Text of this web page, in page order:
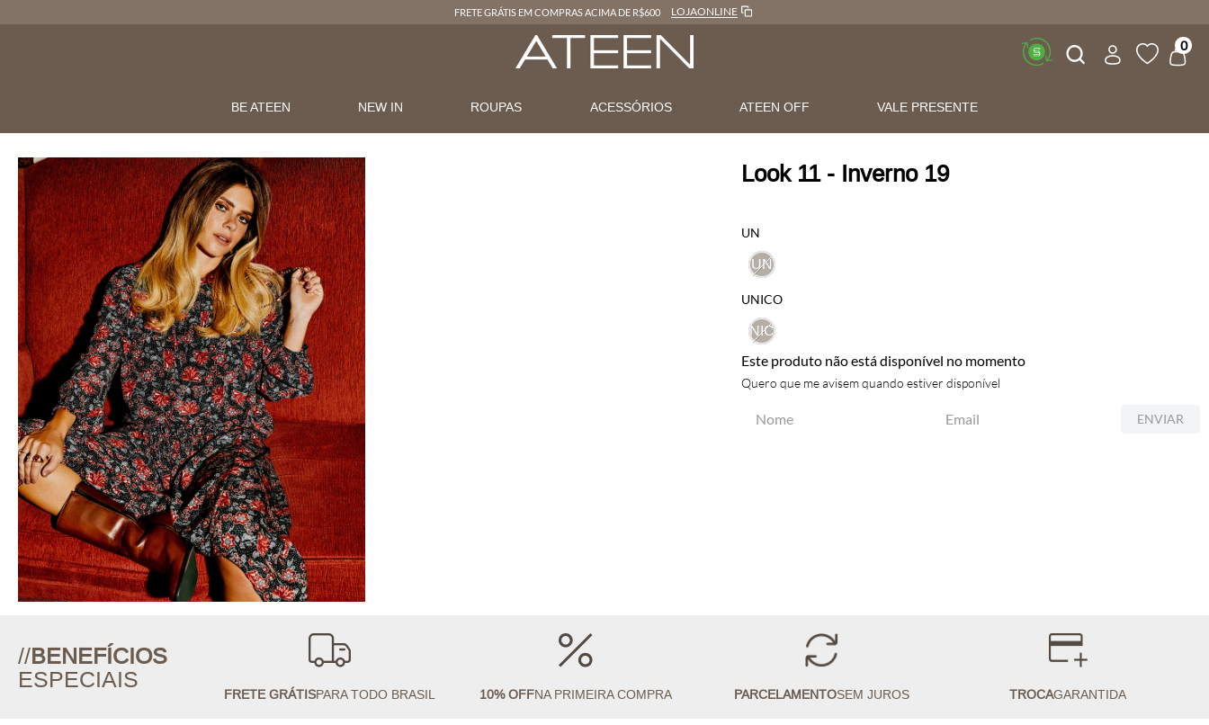
FRETE GRÁTIS EM COMPRAS ACIMA DE R$600 LOJAONLINE
Buscar 0
BE ATEEN NEW IN ROUPAS ACESSÓRIOS ATEEN OFF VALE PRESENTE
Look 11 - Inverno 19
UNICO
UNICO
UN
UN
Este produto não está disponível no momento
Quero que me avisem quando estiver disponível
ENVIAR
//BENEFÍCIOS
ESPECIAIS
FRETE GRÁTISPARA TODO BRASIL 10% OFFNA PRIMEIRA COMPRA PARCELAMENTOSEM JUROS TROCAGARANTIDA